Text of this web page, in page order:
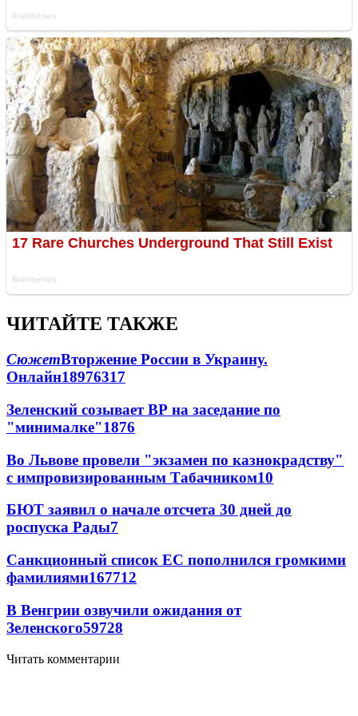
ЧИТАЙТЕ ТАКЖЕ
СюжетВторжение России в Украину.
Онлайн18976317
Зеленский созывает ВР на заседание по
"минималке"1876
Во Львове провели "экзамен по казнокрадству"
с импровизированным Табачником10
БЮТ заявил о начале отсчета 30 дней до
роспуска Рады7
Санкционный список ЕС пополнился громкими
фамилиями167712
В Венгрии озвучили ожидания от
Зеленского59728
Читать комментарии